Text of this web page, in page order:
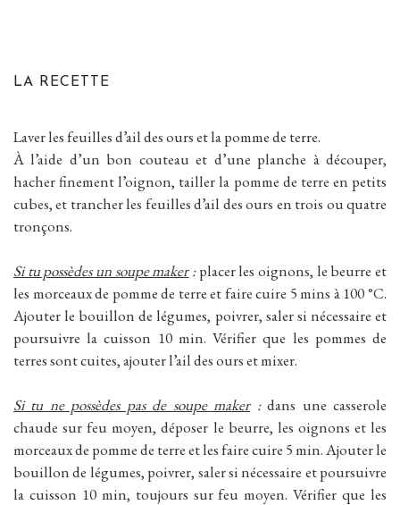
LA RECETTE
Laver les feuilles d’ail des ours et la pomme de terre.
À l’aide d’un bon couteau et d’une planche à découper,
hacher finement l’oignon, tailler la pomme de terre en petits
cubes, et trancher les feuilles d’ail des ours en trois ou quatre
tronçons.
Si tu possèdes un soupe maker:placer les oignons, le beurre et
les morceaux de pomme de terre et faire cuire 5 mins à 100 °C.
Ajouter le bouillon de légumes, poivrer, saler si nécessaire et
poursuivre la cuisson 10 min. Vérifier que les pommes de
terres sont cuites, ajouter l’ail des ours et mixer.
Si tu ne possèdes pas de soupe maker:dans une casserole
chaude sur feu moyen, déposer le beurre, les oignons et les
morceaux de pomme de terre et les faire cuire 5 min. Ajouter le
bouillon de légumes, poivrer, saler si nécessaire et poursuivre
la cuisson 10 min, toujours sur feu moyen. Vérifier que les